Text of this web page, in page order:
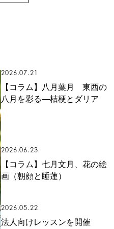
2026.07.21
【コラム】八月葉月 東西の
八月を彩る―桔梗とダリア
2026.06.23
【コラム】七月文月、花の絵
画（朝顔と睡蓮）
2026.05.22
法人向けレッスンを開催